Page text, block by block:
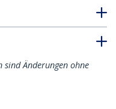
sind Änderungen ohne